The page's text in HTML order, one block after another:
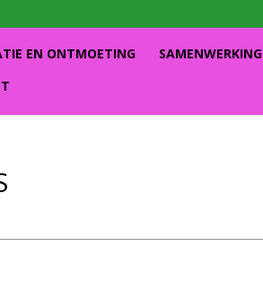
EN ONTMOETING SAMENWERKING